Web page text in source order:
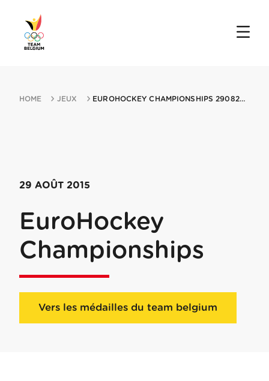
HOME JEUX EUROHOCKEY CHAMPIONSHIPS 29082015 LONDON
29 AOÛT 2015
EuroHockey
Championships
Vers les médailles du team belgium